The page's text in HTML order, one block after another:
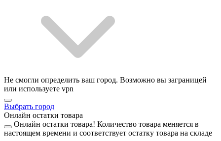
Не смогли определить ваш город. Возможно вы заграницей
или используете vpn
Выбрать город
Онлайн остатки товара
Онлайн остатки товара! Количество товара меняется в
настоящем времени и соответствует остатку товара на складе